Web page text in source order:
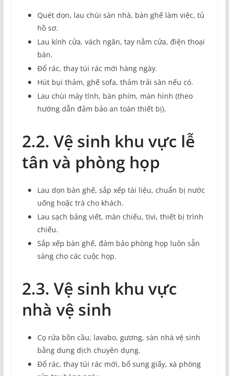
Quét dọn, lau chùi sàn nhà, bàn ghế làm việc, tủ
hồ sơ.
Lau kính cửa, vách ngăn, tay nắm cửa, điện thoại
bàn.
Đổ rác, thay túi rác mới hàng ngày.
Hút bụi thảm, ghế sofa, thảm trải sàn nếu có.
Lau chùi máy tính, bàn phím, màn hình (theo
hướng dẫn đảm bảo an toàn thiết bị).
2.2. Vệ sinh khu vực lễ
tân và phòng họp
Lau dọn bàn ghế, sắp xếp tài liệu, chuẩn bị nước
uống hoặc trà cho khách.
Lau sạch bảng viết, màn chiếu, tivi, thiết bị trình
chiếu.
Sắp xếp bàn ghế, đảm bảo phòng họp luôn sẵn
sàng cho các cuộc họp.
2.3. Vệ sinh khu vực
nhà vệ sinh
Cọ rửa bồn cầu, lavabo, gương, sàn nhà vệ sinh
bằng dung dịch chuyên dụng.
Đổ rác, thay túi rác mới, bổ sung giấy, xà phòng